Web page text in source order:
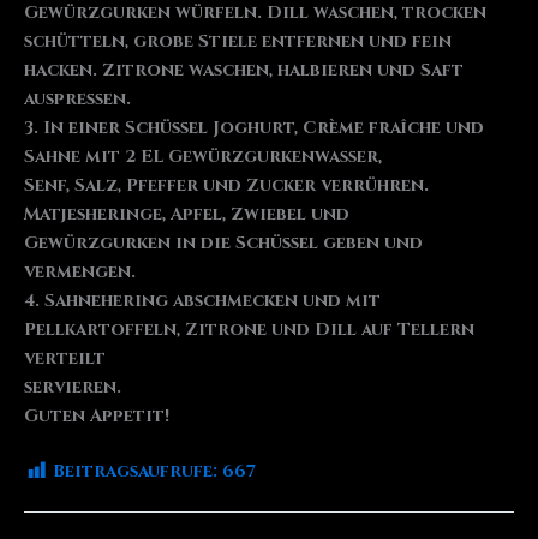
Gewürzgurken würfeln. Dill waschen, trocken
schütteln, grobe Stiele entfernen und fein
hacken. Zitrone waschen, halbieren und Saft
auspressen.
3. In einer Schüssel Joghurt, Crème fraîche und
Sahne mit 2 EL Gewürzgurkenwasser,
Senf, Salz, Pfeffer und Zucker verrühren.
Matjesheringe, Apfel, Zwiebel und
Gewürzgurken in die Schüssel geben und
vermengen.
4. Sahnehering abschmecken und mit
Pellkartoffeln, Zitrone und Dill auf Tellern
verteilt
servieren.
Guten Appetit!
Beitragsaufrufe: 667